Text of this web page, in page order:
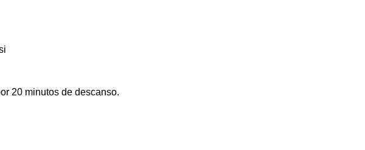
20 minutos de descanso.